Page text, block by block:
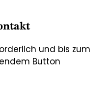
und bis zum
Button